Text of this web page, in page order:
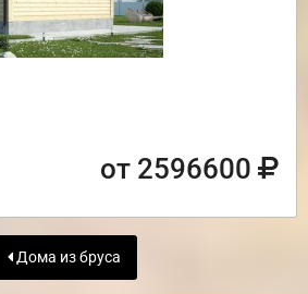
от 2596600
Дома из бруса